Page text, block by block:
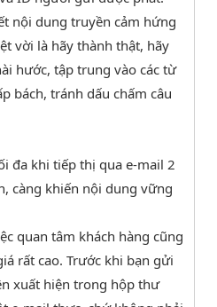
nội dung truyền cảm hứng
vời là hãy thành thật, hãy
hước, tập trung vào các từ
bách, tránh dấu chấm câu
đa khi tiếp thị qua e-mail 2
càng khiến nội dung vững
quan tâm khách hàng cũng
rất cao. Trước khi bạn gửi
xuất hiện trong hộp thư